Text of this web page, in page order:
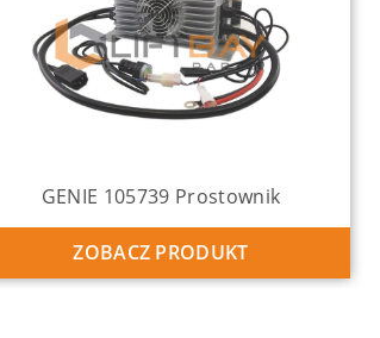
GENIE 105739 Prostownik
ZOBACZ PRODUKT